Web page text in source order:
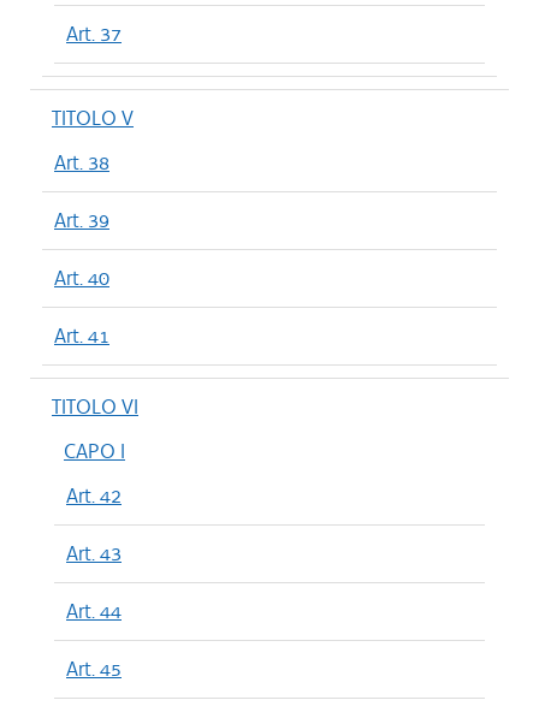
Art. 37
TITOLO V
Art. 38
Art. 39
Art. 40
Art. 41
TITOLO VI
CAPO I
Art. 42
Art. 43
Art. 44
Art. 45